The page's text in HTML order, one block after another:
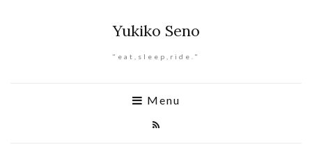
Yukiko Seno
"eat,sleep,ride."
Menu